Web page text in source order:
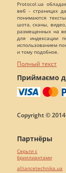
Protocol.ua
веб - страницах
понимаются
шота, сканы,
размещенных на
для индексации
использованием
и тому подобное.
Полный текст
Приймаємо
Copyright ©
Партнёры
Серьги с
бриллиантами
alliancetechnika.ua